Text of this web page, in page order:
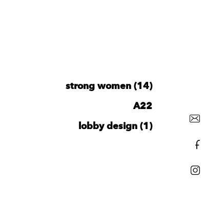
strong women (14)
A22
lobby design (1)